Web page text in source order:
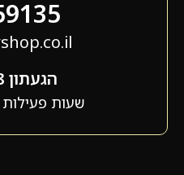
הגעתון 38 , נהריה
שעות פעילות - 09:00 -